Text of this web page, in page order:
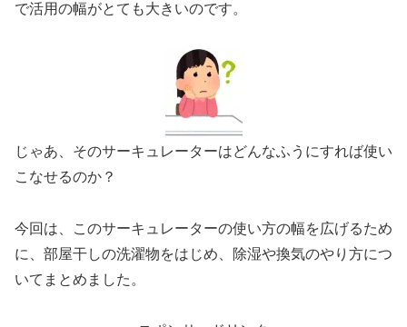
で活用の幅がとても大きいのです。
じゃあ、そのサーキュレーターはどんなふうにすれば使い
こなせるのか？
今回は、このサーキュレーターの使い方の幅を広げるため
に、部屋干しの洗濯物をはじめ、除湿や換気のやり方につ
いてまとめました。